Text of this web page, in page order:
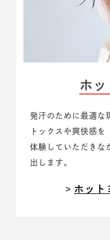
ホ
発汗のために最適な
トックスや爽快感を
体験していただきな
出します。
ホット